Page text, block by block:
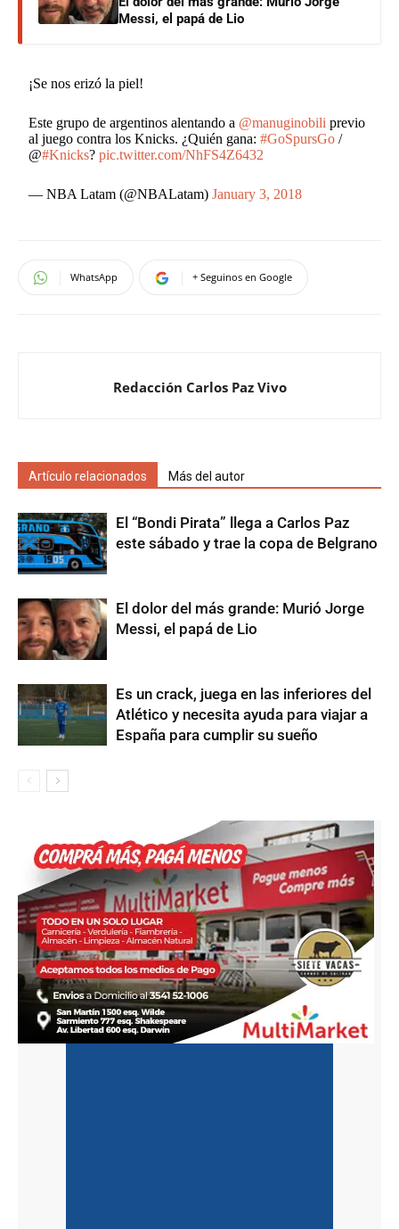
Messi, el papá de Lio
¡Se nos erizó la piel!
Este grupo de argentinos alentando a @manuginobili previo
al juego contra los Knicks. ¿Quién gana:#GoSpursGo /
@#Knicks?pic.twitter.com/NhFS4Z6432
— NBA Latam (@NBALatam)January 3, 2018
WhatsApp + Seguinos en Google
Redacción Carlos Paz Vivo
Artículo relacionados Más del autor
El “Bondi Pirata” llega a Carlos Paz
este sábado y trae la copa de Belgrano
El dolor del más grande: Murió Jorge
Messi, el papá de Lio
Es un crack, juega en las inferiores del
Atlético y necesita ayuda para viajar a
España para cumplir su sueño